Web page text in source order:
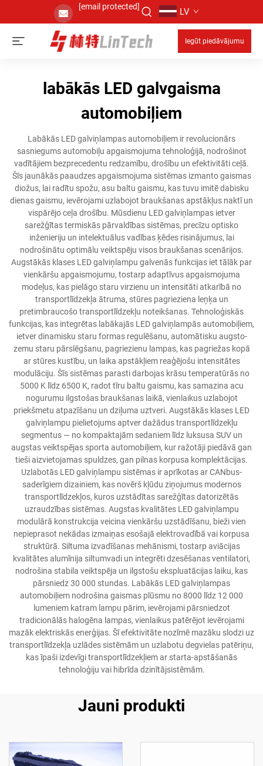
[email protected] LV
Iegūt piedāvājumu
labākās LED galvgaisma
automobiļiem
Labākās LED galviņlampas automobiļiem ir revolucionārs
sasniegums automobiļu apgaismojuma tehnoloģijā, nodrošinot
vadītājiem bezprecedentu redzamību, drošību un efektivitāti ceļā.
Šīs jaunākās paaudzes apgaismojuma sistēmas izmanto gaismas
diožus, lai radītu spožu, asu baltu gaismu, kas tuvu imitē dabisku
dienas gaismu, ievērojami uzlabojot braukšanas apstākļus naktī un
vispārējo ceļa drošību. Mūsdienu LED galviņlampas ietver
sarežģītas termiskās pārvaldības sistēmas, precīzu optisko
inženieriju un intelektuālus vadības ķēdes risinājumus, lai
nodrošinātu optimālu veiktspēju visos braukšanas scenārijos.
Augstākās klases LED galviņlampu galvenās funkcijas iet tālāk par
vienkāršu apgaismojumu, tostarp adaptīvus apgaismojuma
modeļus, kas pielāgo staru virzienu un intensitāti atkarībā no
transportlīdzekļa ātruma, stūres pagrieziena leņķa un
pretimbraucošo transportlīdzekļu noteikšanas. Tehnoloģiskās
funkcijas, kas integrētas labākajās LED galviņlampās automobiļiem,
ietver dinamisku staru formas regulēšanu, automātisku augsto-
zemu staru pārslēgšanu, pagriezienu lampas, kas pagriežas kopā
ar stūres kustību, un laika apstākļiem reaģējošu intensitātes
modulāciju. Šīs sistēmas parasti darbojas krāsu temperatūrās no
5000 K līdz 6500 K, radot tīru baltu gaismu, kas samazina acu
nogurumu ilgstošas braukšanas laikā, vienlaikus uzlabojot
priekšmetu atpazīšanu un dziļuma uztveri. Augstākās klases LED
galviņlampu pielietojums aptver dažādus transportlīdzekļu
segmentus — no kompaktajām sedaniem līdz luksusa SUV un
augstas veiktspējas sporta automobiļiem, kur ražotāji piedāvā gan
tieši aizvietojamas spuldzes, gan pilnas korpusa komplektācijas.
Uzlabotās LED galviņlampu sistēmas ir aprīkotas ar CANbus-
saderīgiem dizainiem, kas novērš kļūdu ziņojumus modernos
transportlīdzekļos, kuros uzstādītas sarežģītas datorizētās
uzraudzības sistēmas. Augstas kvalitātes LED galviņlampu
modulārā konstrukcija veicina vienkāršu uzstādīšanu, bieži vien
nepieprasot nekādas izmaiņas esošajā elektrovadībā vai korpusa
struktūrā. Siltuma izvadīšanas mehānismi, tostarp aviācijas
kvalitātes alumīnija siltumvadi un integrēti dzesēšanas ventilatori,
nodrošina stabila veiktspēja un ilgstošu ekspluatācijas laiku, kas
pārsniedz 30 000 stundas. Labākās LED galviņlampas
automobiļiem nodrošina gaismas plūsmu no 8000 līdz 12 000
lumeniem katram lampu pārim, ievērojami pārsniedzot
tradicionālās halogēna lampas, vienlaikus patērējot ievērojami
mazāk elektriskās enerģijas. Šī efektivitāte nozīmē mazāku slodzi uz
transportlīdzekļa uzlādes sistēmām un uzlabotu degvielas patēriņu,
kas īpaši izdevīgi transportlīdzekļiem ar starta-apstāšanās
tehnoloģiju vai hibrīda dzinītājsistēmām.
Jauni produkti